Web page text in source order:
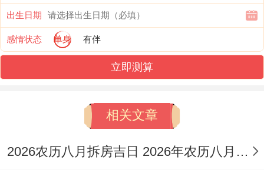
2026
星
十
冲
结婚、造车
会亲友、搬
家、乔迁、
装修、动
土、雕刻、
开光、安
造
出生日期
感情状态 单身 有伴
立即测算
相关文章
2026农历八月拆房吉日 2026年农历八月拆房子日期